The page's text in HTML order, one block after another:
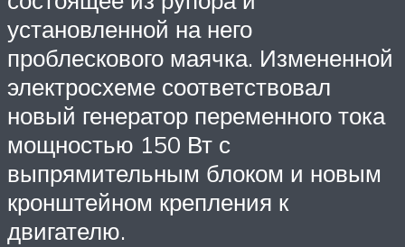
установленной на него
проблескового маячка. Измененной
электросхеме соответствовал
новый генератор переменного тока
мощностью 150 Вт с
выпрямительным блоком и новым
кронштейном крепления к
двигателю.